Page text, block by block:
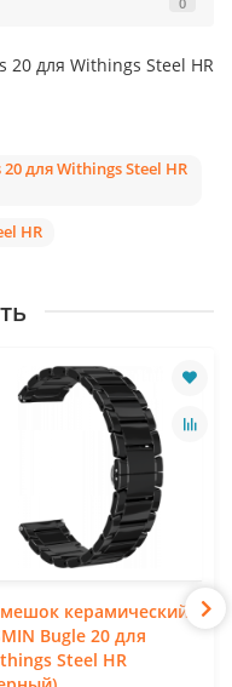
20 для Withings Steel HR
для Withings Steel HR
HR
керамический
Bugle 20 для
Steel HR